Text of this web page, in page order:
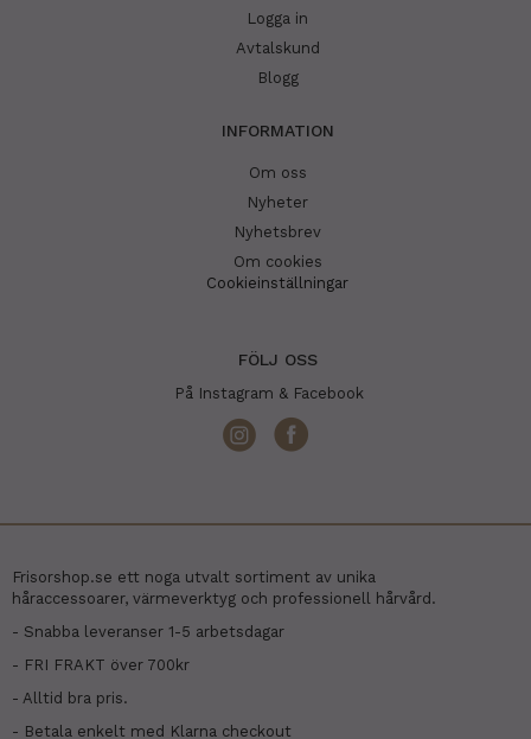
Logga in
Avtalskund
Blogg
INFORMATION
Om oss
Nyheter
Nyhetsbrev
Om cookies
Cookieinställningar
FÖLJ OSS
På Instagram & Facebook
Frisorshop.se ett noga utvalt sortiment av unika
håraccessoarer, värmeverktyg och professionell hårvård.
- Snabba leveranser 1-5 arbetsdagar
- FRI FRAKT över 700kr
- Alltid bra pris.
- Betala enkelt med Klarna checkout